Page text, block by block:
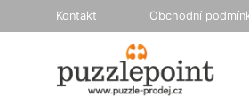
Kontakt Obchodní